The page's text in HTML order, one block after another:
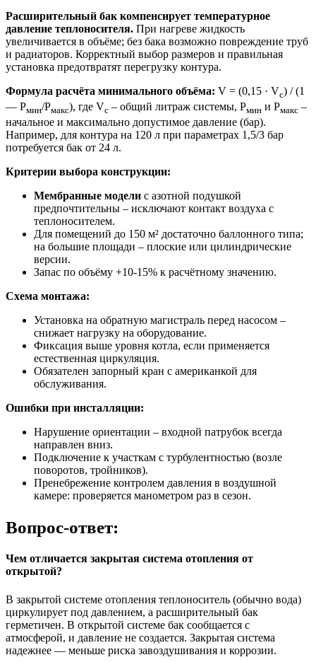
Расширительный бак компенсирует температурное
давление теплоносителя. При нагреве жидкость
увеличивается в объёме; без бака возможно повреждение труб
и радиаторов. Корректный выбор размеров и правильная
установка предотвратят перегрузку контура.
Формула расчёта минимального объёма: V = (0,15 · Vс) / (1
— Pмин/Pмакс), где Vс – общий литраж системы, Pмин и Pмакс –
начальное и максимально допустимое давление (бар).
Например, для контура на 120 л при параметрах 1,5/3 бар
потребуется бак от 24 л.
Критерии выбора конструкции:
Мембранные модели с азотной подушкой
предпочтительны – исключают контакт воздуха с
теплоносителем.
Для помещений до 150 м² достаточно баллонного типа;
на большие площади – плоские или цилиндрические
версии.
Запас по объёму +10-15% к расчётному значению.
Схема монтажа:
Установка на обратную магистраль перед насосом –
снижает нагрузку на оборудование.
Фиксация выше уровня котла, если применяется
естественная циркуляция.
Обязателен запорный кран с американкой для
обслуживания.
Ошибки при инсталляции:
Нарушение ориентации – входной патрубок всегда
направлен вниз.
Подключение к участкам с турбулентностью (возле
поворотов, тройников).
Пренебрежение контролем давления в воздушной
камере: проверяется манометром раз в сезон.
Вопрос-ответ:
Чем отличается закрытая система отопления от
открытой?
В закрытой системе отопления теплоноситель (обычно вода)
циркулирует под давлением, а расширительный бак
герметичен. В открытой системе бак сообщается с
атмосферой, и давление не создается. Закрытая система
надежнее — меньше риска завоздушивания и коррозии.